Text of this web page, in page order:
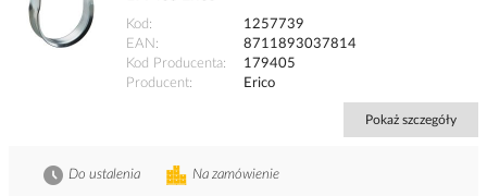
Kod
1257739
EAN
8711893037814
Kod Producenta
179405
Producent
Erico
Pokaż szczegóły
Na zamówienie
Do ustalenia